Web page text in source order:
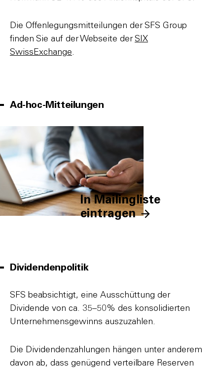
Die Offenlegungsmitteilungen der SFS Group
finden Sie auf der Webseite derSIX
SwissExchange.
Ad-hoc-Mitteilungen
In Mailingliste
eintragen
Dividendenpolitik
SFS beabsichtigt, eine Ausschüttung der
Dividende von ca. 35–50% des konsolidierten
Unternehmensgewinns auszuzahlen.
Die Dividendenzahlungen hängen unter anderem
davon ab, dass genügend verteilbare Reserven